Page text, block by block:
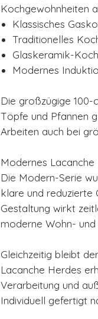
Kochgewohnheiten
Klassisches
Traditionelles
Glaskeramik-
Modernes
Die großzügige
Töpfe und Pfannen
Arbeiten auch bei
Modernes Lacanche
Die Modern-Serie
klare und reduzierte
Gestaltung wirkt
moderne Wohn-
Gleichzeitig bleibt
Lacanche Herdes
Verarbeitung und
Individuell gefertigt